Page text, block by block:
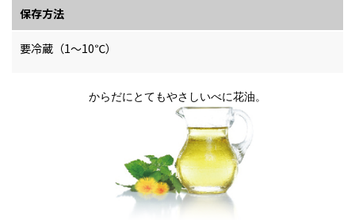
保存方法
要冷蔵（1〜10℃）
からだにとてもやさしいべに花油。